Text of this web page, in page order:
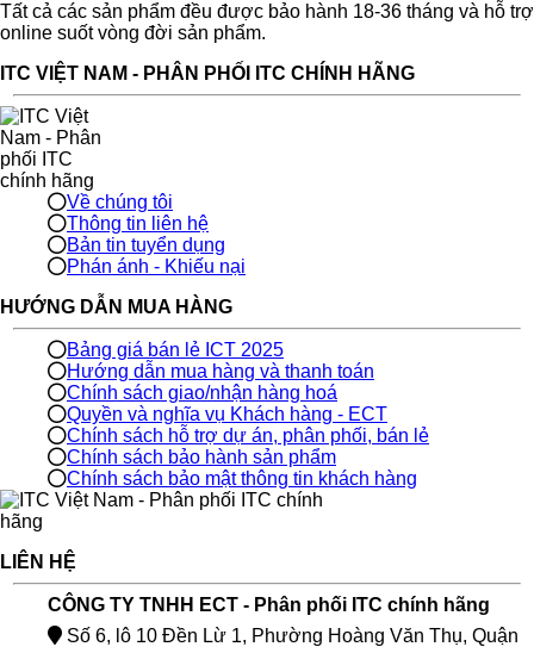
Tất cả các sản phẩm đều được bảo hành 18-36 tháng và hỗ trợ
online suốt vòng đời sản phẩm.
ITC VIỆT NAM - PHÂN PHỐI ITC CHÍNH HÃNG
Về chúng tôi
Thông tin liên hệ
Bản tin tuyển dụng
Phán ánh - Khiếu nại
HƯỚNG DẪN MUA HÀNG
Bảng giá bán lẻ ICT 2025
Hướng dẫn mua hàng và thanh toán
Chính sách giao/nhận hàng hoá
Quyền và nghĩa vụ Khách hàng - ECT
Chính sách hỗ trợ dự án, phân phối, bán lẻ
Chính sách bảo hành sản phẩm
Chính sách bảo mật thông tin khách hàng
LIÊN HỆ
CÔNG TY TNHH ECT - Phân phối ITC chính hãng
Số 6, lô 10 Đền Lừ 1, Phường Hoàng Văn Thụ, Quận